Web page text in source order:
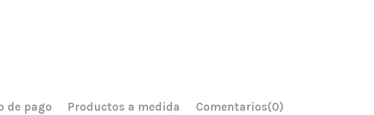
de pago Productos a medida Comentarios(0)